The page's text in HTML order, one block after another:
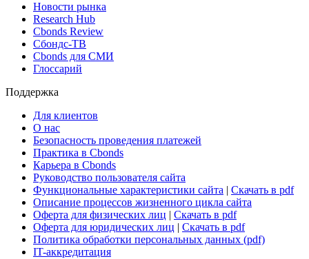
Новости рынка
Research Hub
Cbonds Review
Сбондс-ТВ
Cbonds для СМИ
Глоссарий
Поддержка
Для клиентов
О нас
Безопасность проведения платежей
Практика в Cbonds
Карьера в Cbonds
Руководство пользователя сайта
Функциональные характеристики сайта
Скачать в pdf
Описание процессов жизненного цикла сайта
Оферта для физических лиц
Скачать в pdf
Оферта для юридических лиц
Скачать в pdf
Политика обработки персональных данных (pdf)
IT-аккредитация